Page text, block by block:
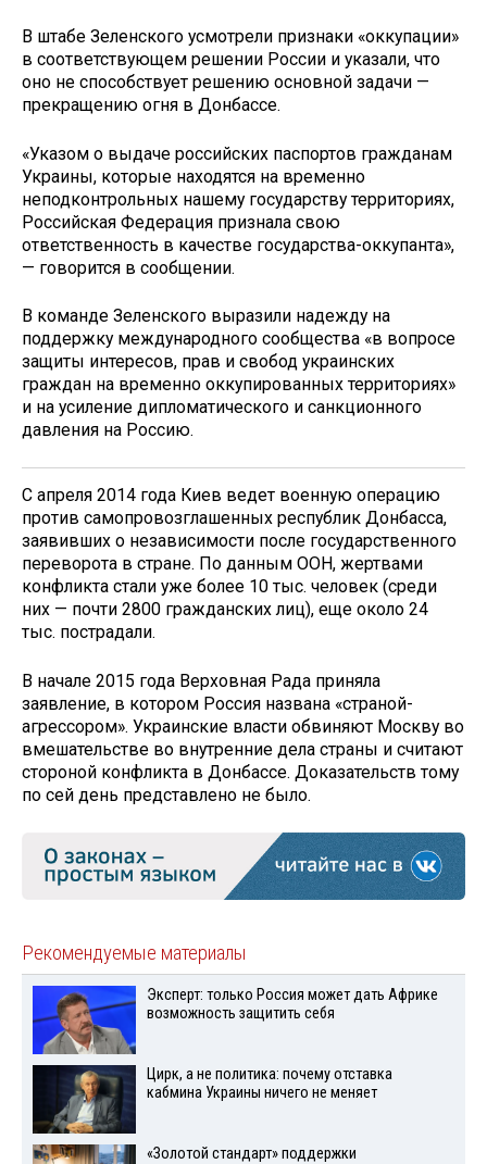
В штабе Зеленского усмотрели признаки «оккупации»
в соответствующем решении России и указали, что
оно не способствует решению основной задачи —
прекращению огня в Донбассе.
«Указом о выдаче российских паспортов гражданам
Украины, которые находятся на временно
неподконтрольных нашему государству территориях,
Российская Федерация признала свою
ответственность в качестве государства-оккупанта»,
— говорится в сообщении.
В команде Зеленского выразили надежду на
поддержку международного сообщества «в вопросе
защиты интересов, прав и свобод украинских
граждан на временно оккупированных территориях»
и на усиление дипломатического и санкционного
давления на Россию.
С апреля 2014 года Киев ведет военную операцию
против самопровозглашенных республик Донбасса,
заявивших о независимости после государственного
переворота в стране. По данным ООН, жертвами
конфликта стали уже более 10 тыс. человек (среди
них — почти 2800 гражданских лиц), еще около 24
тыс. пострадали.
В начале 2015 года Верховная Рада приняла
заявление, в котором Россия названа «страной-
агрессором». Украинские власти обвиняют Москву во
вмешательстве во внутренние дела страны и считают
стороной конфликта в Донбассе. Доказательств тому
по сей день представлено не было.
Рекомендуемые материалы
Эксперт: только Россия может дать Африке
возможность защитить себя
Цирк, а не политика: почему отставка
кабмина Украины ничего не меняет
«Золотой стандарт» поддержки